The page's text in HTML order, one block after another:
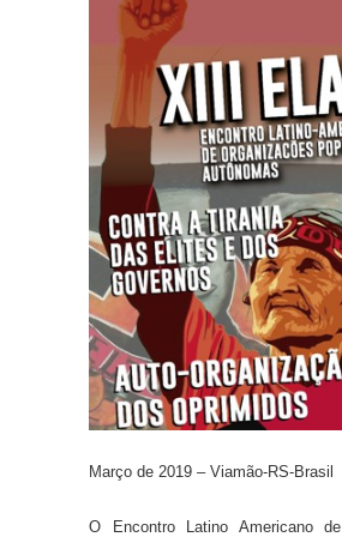
Março de 2019 – Viamão-RS-Brasil
O Encontro Latino Americano